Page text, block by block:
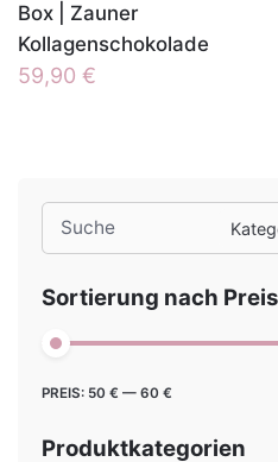
Search
for
Sortierung nach Preis
Min.
Max.
PREIS: 50 € — 60 €
Produktkategorien
Box | Zauner
Kollagenschokolade
59,90 €